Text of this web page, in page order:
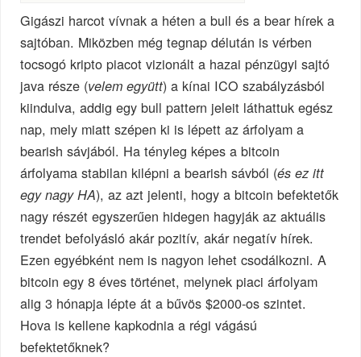
Gigászi harcot vívnak a héten a bull és a bear hírek a
sajtóban. Miközben még tegnap délután is vérben
tocsogó kripto piacot vizionált a hazai pénzügyi sajtó
java része (velem együtt) a kínai ICO szabályzásból
kiindulva, addig egy bull pattern jeleit láthattuk egész
nap, mely miatt szépen ki is lépett az árfolyam a
bearish sávjából. Ha tényleg képes a bitcoin
árfolyama stabilan kilépni a bearish sávból (és ez itt
egy nagy HA), az azt jelenti, hogy a bitcoin befektetők
nagy részét egyszerűen hidegen hagyják az aktuális
trendet befolyásló akár pozitív, akár negatív hírek.
Ezen egyébként nem is nagyon lehet csodálkozni. A
bitcoin egy 8 éves történet, melynek piaci árfolyam
alig 3 hónapja lépte át a bűvös $2000-os szintet.
Hova is kellene kapkodnia a régi vágású
befektetőknek?